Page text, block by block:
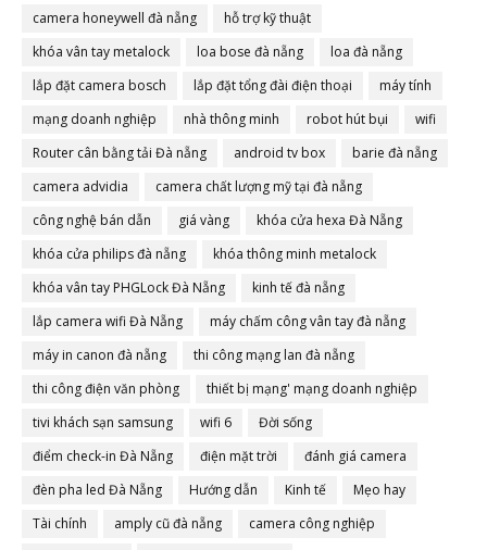
camera honeywell đà nẵng
hỗ trợ kỹ thuật
khóa vân tay metalock
loa bose đà nẵng
loa đà nẵng
lắp đặt camera bosch
lắp đặt tổng đài điện thoại
máy tính
mạng doanh nghiệp
nhà thông minh robot hút bụi
wifi
Router cân bằng tải Đà nẵng
android tv box
barie đà nẵng
camera advidia
camera chất lượng mỹ tại đà nẵng
công nghệ bán dẫn
giá vàng
khóa cửa hexa Đà Nẵng
khóa cửa philips đà nẵng
khóa thông minh metalock
khóa vân tay PHGLock Đà Nẵng
kinh tế đà nẵng
lắp camera wifi Đà Nẵng
máy chấm công vân tay đà nẵng
máy in canon đà nẵng
thi công mạng lan đà nẵng
thi công điện văn phòng
thiết bị mạng' mạng doanh nghiệp
tivi khách sạn samsung
wifi 6
Đời sống
điểm check-in Đà Nẵng
điện mặt trời
đánh giá camera
đèn pha led Đà Nẵng
Hướng dẫn Kinh tế
Mẹo hay
Tài chính
amply cũ đà nẵng
camera công nghiệp